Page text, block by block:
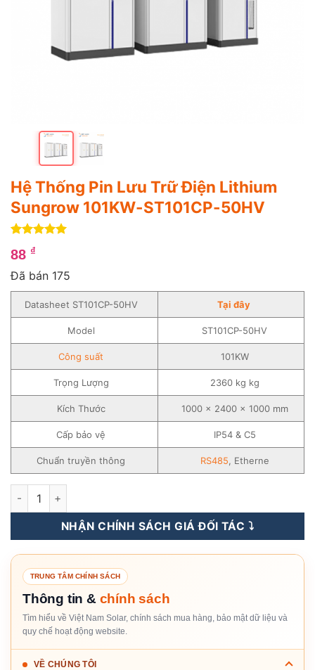
Hệ Thống Pin Lưu Trữ Điện Lithium
Sungrow 101KW-ST101CP-50HV
trên 5
dựa trên
88 ₫
Đã bán 175
Datasheet ST101CP-50HV Tại đây
Model ST101CP-50HV
Công suất 101KW
Trọng Lượng 2360 kg kg
Kích Thước 1000 x 2400 x 1000 mm
Cấp bảo vệ IP54 & C5
Chuẩn truyền thông RS485, Etherne
Hệ Thống Pin Lưu Trữ Điện Lithium Sungrow 101KW-
NHẬN CHÍNH SÁCH GIÁ ĐỐI TÁC ⤵️
TRUNG TÂM CHÍNH SÁCH
Thông tin & chính sách
Tìm hiểu về Việt Nam Solar, chính sách mua hàng, bảo mật dữ liệu và
quy chế hoạt động website.
VỀ CHÚNG TÔI